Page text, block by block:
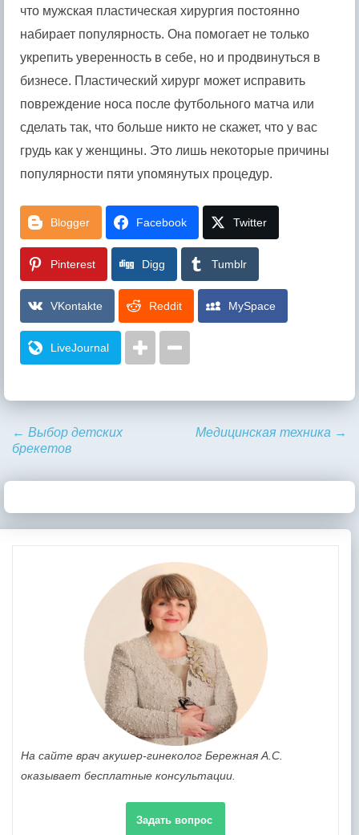
что мужская пластическая хирургия постоянно
набирает популярность. Она помогает не только
укрепить уверенность в себе, но и продвинуться в
бизнесе. Пластический хирург может исправить
повреждение носа после футбольного матча или
сделать так, что больше никто не скажет, что у вас
грудь как у женщины. Это лишь некоторые причины
популярности пяти упомянутых процедур.
Blogger Facebook Twitter
Pinterest Digg Tumblr
VKontakte Reddit MySpace
LiveJournal
← Выбор детских
брекетов
Медицинская техника →
На сайте врач акушер-гинеколог Бережная А.С.
оказывает бесплатные консультации.
Задать вопрос